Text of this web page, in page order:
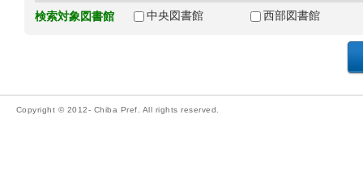
検索対象図書館 中央図書館 西部図書館
Copyright © 2012- Chiba Pref. All rights reserved.